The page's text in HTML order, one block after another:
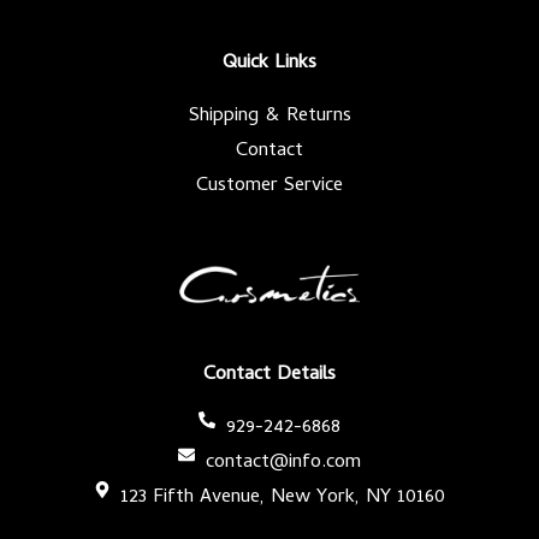
Contact Details
929-242-6868
contact@info.com
123 Fifth Avenue, New York, NY 10160
Quick Links
Shipping & Returns
Contact
Customer Service